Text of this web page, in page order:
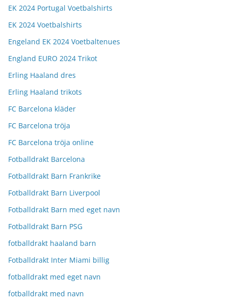
EK 2024 Portugal Voetbalshirts
EK 2024 Voetbalshirts
Engeland EK 2024 Voetbaltenues
England EURO 2024 Trikot
Erling Haaland dres
Erling Haaland trikots
FC Barcelona kläder
FC Barcelona tröja
FC Barcelona tröja online
Fotballdrakt Barcelona
Fotballdrakt Barn Frankrike
Fotballdrakt Barn Liverpool
Fotballdrakt Barn med eget navn
Fotballdrakt Barn PSG
fotballdrakt haaland barn
Fotballdrakt Inter Miami billig
fotballdrakt med eget navn
fotballdrakt med navn